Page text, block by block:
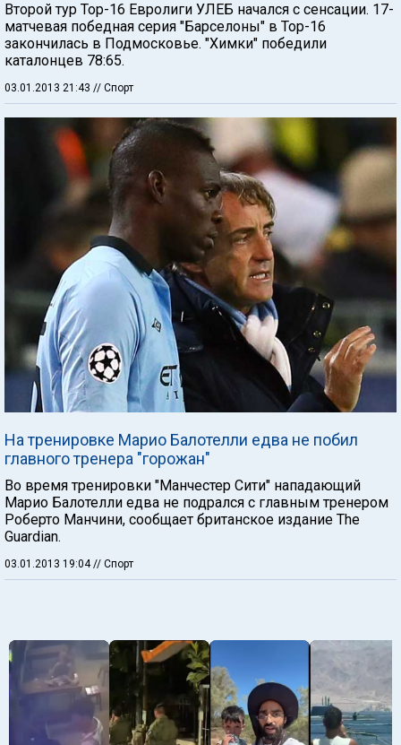
Второй тур Тор-16 Евролиги УЛЕБ начался с сенсации. 17-
матчевая победная серия "Барселоны" в Тор-16
закончилась в Подмосковье. "Химки" победили
каталонцев 78:65.
03.01.2013 21:43 // Спорт
На тренировке Марио Балотелли едва не побил
главного тренера "горожан"
Во время тренировки "Манчестер Сити" нападающий
Марио Балотелли едва не подрался с главным тренером
Роберто Манчини, сообщает британское издание The
Guardian.
03.01.2013 19:04 // Спорт